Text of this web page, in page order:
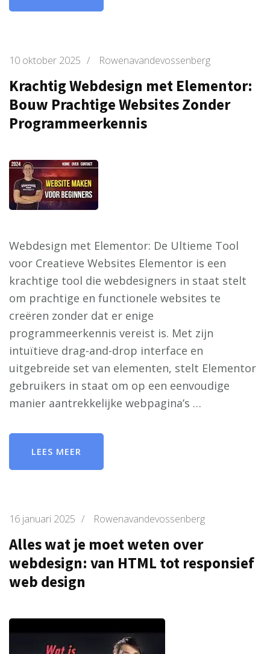
10 oktober 2025 / Rowenavandevossenberg
Krachtig Webdesign met Elementor:
Bouw Prachtige Websites Zonder
Programmeerkennis
Webdesign met Elementor: De Ultieme Tool
voor Creatieve Websites Elementor is een
krachtige tool die webdesigners in staat stelt
om prachtige en functionele websites te
creëren zonder dat er enige
programmeerkennis vereist is. Met zijn
intuïtieve drag-and-drop interface en
uitgebreide set van elementen, stelt Elementor
gebruikers in staat om op een eenvoudige
manier aantrekkelijke webpagina’s …
LEES MEER
16 januari 2025 / Rowenavandevossenberg
Alles wat je moet weten over
webdesign: van HTML tot responsief
web design